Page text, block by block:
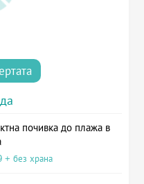
почивка до плажа в
+ без храна